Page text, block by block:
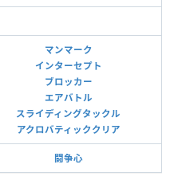
マンマーク
インターセプト
ブロッカー
エアバトル
スライディングタックル
アクロバティッククリア
闘争心